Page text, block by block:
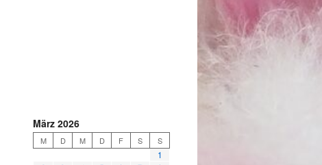
März 2026
M D M D F S S
1